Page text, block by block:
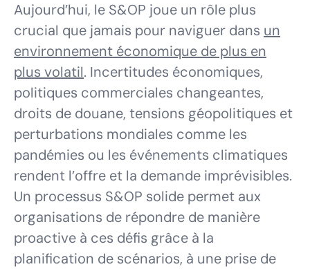
Aujourd’hui, le S&OP joue un rôle plus
crucial que jamais pour naviguer dans un
environnement économique de plus en
plus volatil. Incertitudes économiques,
politiques commerciales changeantes,
droits de douane, tensions géopolitiques et
perturbations mondiales comme les
pandémies ou les événements climatiques
rendent l’offre et la demande imprévisibles.
Un processus S&OP solide permet aux
organisations de répondre de manière
proactive à ces défis grâce à la
planification de scénarios, à une prise de